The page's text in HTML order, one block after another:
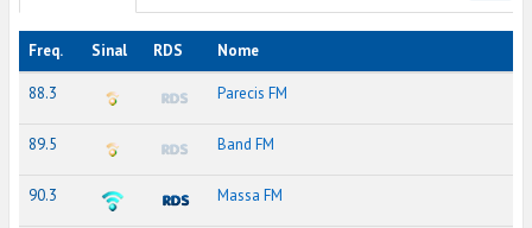
Freq. Sinal RDS Nome
88.3 Parecis FM
89.5 Band FM
90.3 Massa FM